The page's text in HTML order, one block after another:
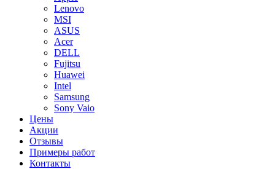
Lenovo
MSI
ASUS
Acer
DELL
Fujitsu
Huawei
Intel
Samsung
Sony Vaio
Цены
Акции
Отзывы
Примеры работ
Контакты